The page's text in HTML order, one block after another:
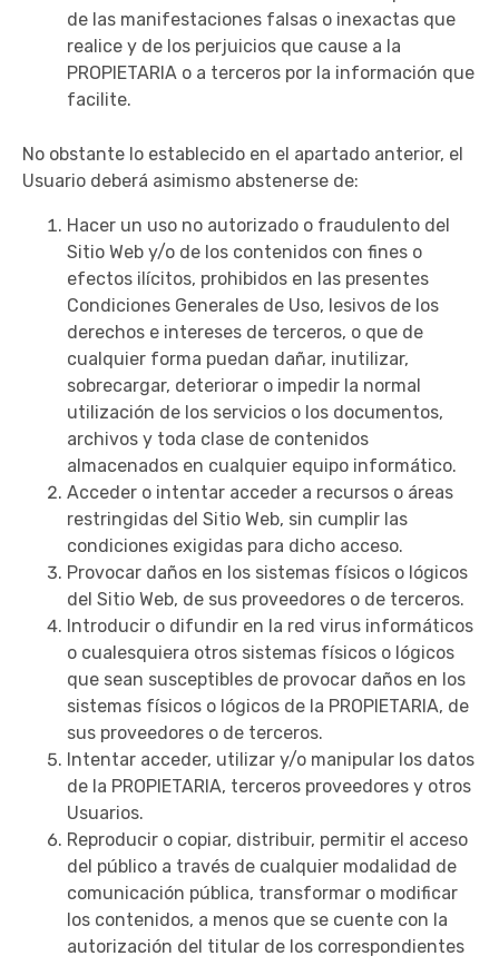
de las manifestaciones falsas o inexactas que
realice y de los perjuicios que cause a la
PROPIETARIA o a terceros por la información que
facilite.
No obstante lo establecido en el apartado anterior, el
Usuario deberá asimismo abstenerse de:
Hacer un uso no autorizado o fraudulento del
Sitio Web y/o de los contenidos con fines o
efectos ilícitos, prohibidos en las presentes
Condiciones Generales de Uso, lesivos de los
derechos e intereses de terceros, o que de
cualquier forma puedan dañar, inutilizar,
sobrecargar, deteriorar o impedir la normal
utilización de los servicios o los documentos,
archivos y toda clase de contenidos
almacenados en cualquier equipo informático.
Acceder o intentar acceder a recursos o áreas
restringidas del Sitio Web, sin cumplir las
condiciones exigidas para dicho acceso.
Provocar daños en los sistemas físicos o lógicos
del Sitio Web, de sus proveedores o de terceros.
Introducir o difundir en la red virus informáticos
o cualesquiera otros sistemas físicos o lógicos
que sean susceptibles de provocar daños en los
sistemas físicos o lógicos de la PROPIETARIA, de
sus proveedores o de terceros.
Intentar acceder, utilizar y/o manipular los datos
de la PROPIETARIA, terceros proveedores y otros
Usuarios.
Reproducir o copiar, distribuir, permitir el acceso
del público a través de cualquier modalidad de
comunicación pública, transformar o modificar
los contenidos, a menos que se cuente con la
autorización del titular de los correspondientes